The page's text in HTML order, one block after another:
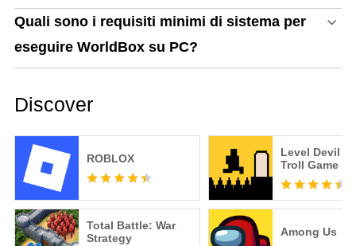
Quali sono i requisiti minimi di sistema per
eseguire WorldBox su PC?
Discover
ROBLOX
Level Devil -
Troll Game
Total Battle: War
Strategy
Among Us